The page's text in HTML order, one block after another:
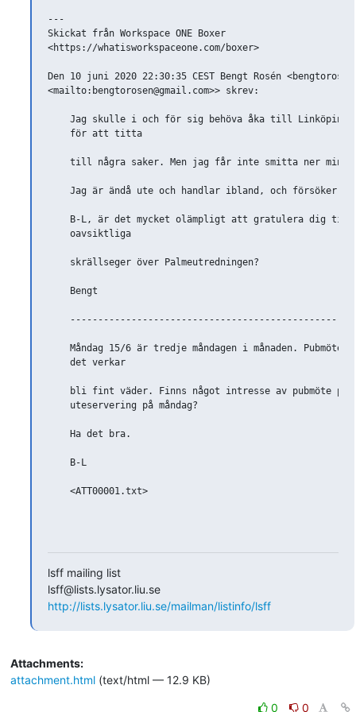
---
Skickat från Workspace ONE Boxer
<https://whatisworkspaceone.com/boxer>
Den 10 juni 2020 22:30:35 CEST Bengt Rosén
<mailto:bengtorosen@gmail.com>> skrev:
Jag skulle i och för sig behöva åka till Linköping
    för att titta
till några saker. Men jag får inte smitta ner min
Jag är ändå ute och handlar ibland, och försöker
B-L, är det mycket olämpligt att gratulera dig till
    oavsiktliga
    skrällseger över Palmeutredningen?
    Bengt
    --------------------------------------------------
Måndag 15/6 är tredje måndagen i månaden.
    det verkar
    bli fint väder. Finns något intresse av pubmöte på
    uteservering på måndag?
    Ha det bra.
    B-L
    <ATT00001.txt>
lsff mailing list
lsff@lists.lysator.liu.se
http://lists.lysator.liu.se/mailman/listinfo/lsff
Attachments:
attachment.html(text/html — 12.9 KB)
0 0